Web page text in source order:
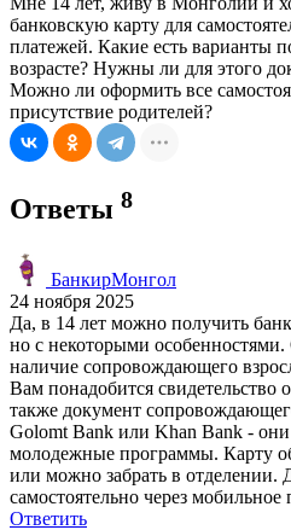
банковскую карту для
платежей. Какие есть варианты
возрасте? Нужны ли для этого
Можно ли оформить все
присутствие родителей?
Ответы 8
БанкирМонгол
24 ноября 2025
Да, в 14 лет можно получить
но с некоторыми
наличие сопровождающего
Вам понадобится свидетельство
также документ
Golomt Bank или Khan Bank -
молодежные программы. Карту
или можно забрать в отделении.
самостоятельно через
Ответить